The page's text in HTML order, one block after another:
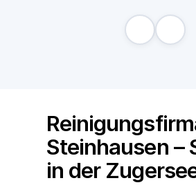
Steinhausen –
in der